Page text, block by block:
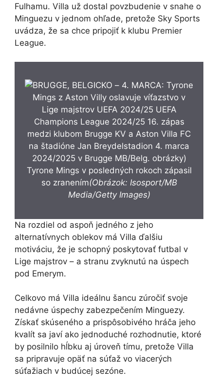
Fulhamu. Villa už dostal povzbudenie v snahe o
Minguezu v jednom ohľade, pretože Sky Sports
uvádza, že sa chce pripojiť k klubu Premier
League.
Tyrone Mings v posledných rokoch zápasil
so zranením(Obrázok: Isosport/MB
Media/Getty Images)
Na rozdiel od aspoň jedného z jeho
alternatívnych oblekov má Villa ďalšiu
motiváciu, že je schopný poskytovať futbal v
Lige majstrov – a stranu zvyknutú na úspech
pod Emerym.
Celkovo má Villa ideálnu šancu zúročiť svoje
nedávne úspechy zabezpečením Minguezy.
Získať skúseného a prispôsobivého hráča jeho
kvalít sa javí ako jednoduché rozhodnutie, ktoré
by posilnilo hĺbku aj úroveň tímu, pretože Villa
sa pripravuje opäť na súťaž vo viacerých
súťažiach v budúcej sezóne.